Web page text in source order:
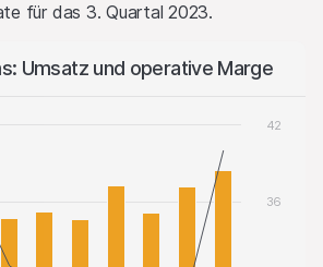
für das 3. Quartal 2023.
Umsatz und operative Marge
36
42